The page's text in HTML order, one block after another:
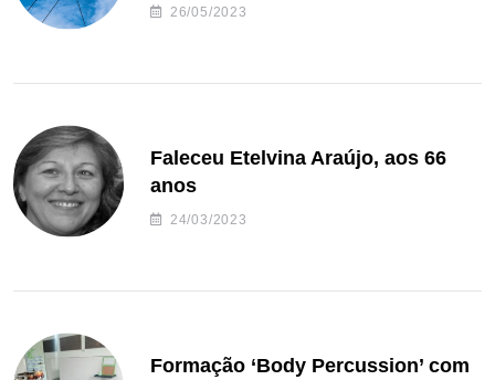
26/05/2023
Faleceu Etelvina Araújo, aos 66
anos
24/03/2023
Formação ‘Body Percussion’ com